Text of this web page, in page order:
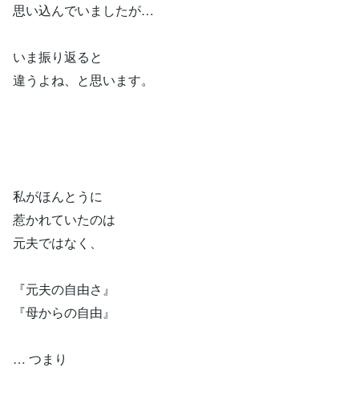
思い込んでいましたが…
いま振り返ると
違うよね、と思います。
私がほんとうに
惹かれていたのは
元夫ではなく、
『元夫の自由さ』
『母からの自由』
… つまり